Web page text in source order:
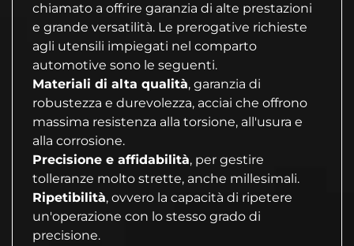
chiamato a offrire garanzia di alte prestazioni
e grande versatilità. Le prerogative richieste
agli utensili impiegati nel comparto
automotive sono le seguenti.
Materiali di alta qualità, garanzia di
robustezza e durevolezza, acciai che offrono
massima resistenza alla torsione, all'usura e
alla corrosione.
Precisione e affidabilità, per gestire
tolleranze molto strette, anche millesimali.
Ripetibilità, ovvero la capacità di ripetere
un'operazione con lo stesso grado di
precisione.